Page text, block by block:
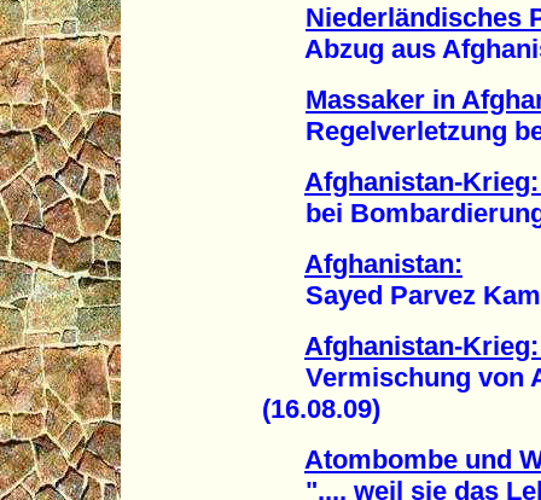
Niederländisches
Abzug aus
Massaker in
Regelverletzung
Afghanistan-
bei Bombardierung
Afghanistan:
Sayed Parvez
Afghanistan-
Vermischung von
(16.08.09)
Atombombe und
"..., weil sie das